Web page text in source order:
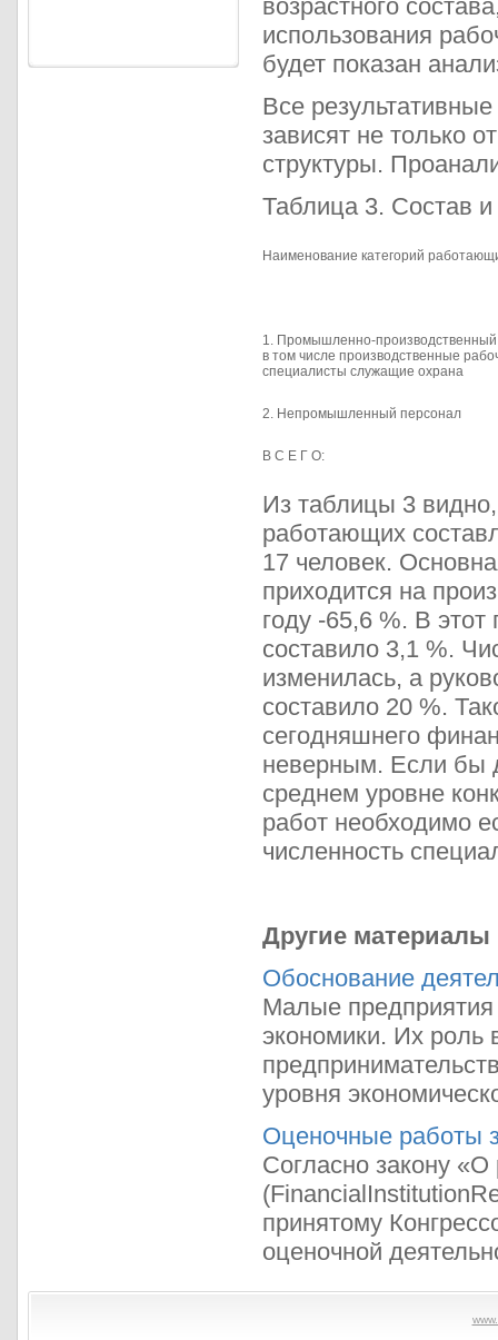
возрастного
использования
будет показан
Все
зависят не только
структуры.
Таблица 3. Состав и
Наименование категорий
1. Промышленно-
в том числе производственные
специалисты служащие охрана
2. Непромышленный персонал
В С Е Г О:
Из таблицы 3
работающих
17 человек.
приходится на
году -65,6 %. В этот
составило 3,1 %.
изменилась, а
составило 20 %.
сегодняшнего
неверным. Если бы
среднем уровне
работ необходимо
численность
Другие материалы
Обоснование
Малые
экономики. Их роль
уровня
Оценочные работы
Согласно закону
принятому
оценочной